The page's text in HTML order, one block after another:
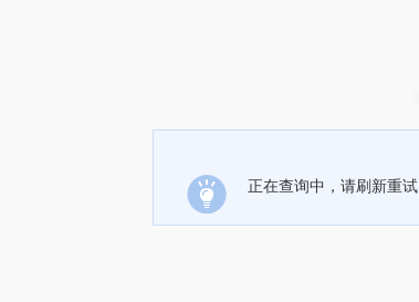
正在查询中，请刷新重试